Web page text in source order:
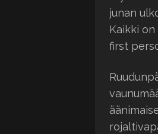
junan
Kaikki
first